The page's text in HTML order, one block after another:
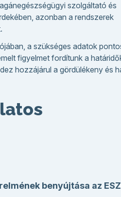
szolgáltató és
azonban a rendszerek
a szükséges adatok
figyelmet fordítunk a
hozzájárul a gördülékeny és
benyújtása az